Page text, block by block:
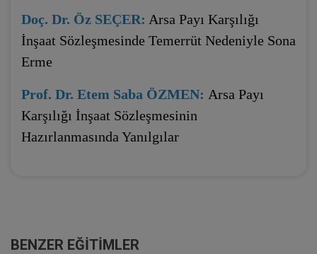
Doç. Dr. Öz SEÇER: Arsa Payı Karşılığı
İnşaat Sözleşmesinde Temerrüt Nedeniyle Sona
Erme
Prof. Dr. Etem Saba ÖZMEN: Arsa Payı
Karşılığı İnşaat Sözleşmesinin
Hazırlanmasında Yanılgılar
BENZER EĞITIMLER